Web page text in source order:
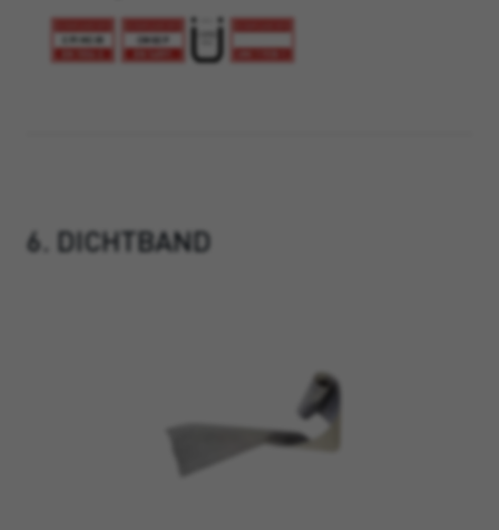
6. DICHTBAND